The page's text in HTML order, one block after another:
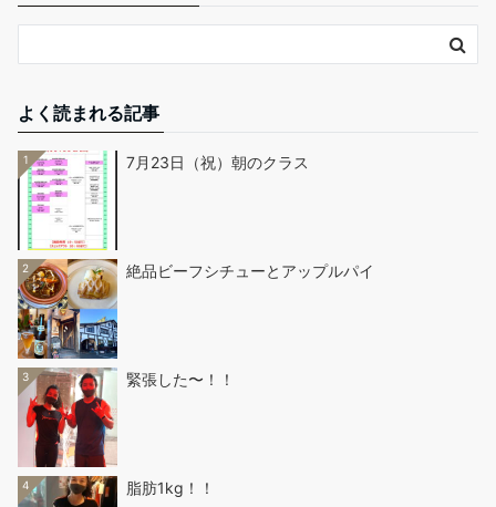
よく読まれる記事
1 7月23日（祝）朝のクラス
2 絶品ビーフシチューとアップルパイ
3 緊張した〜！！
4 脂肪1kg！！